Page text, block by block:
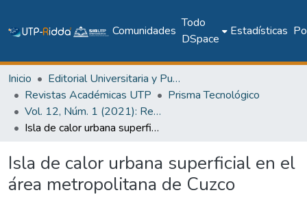
Comunidades
Todo
DSpace
Estadísticas
Inicio
Editorial Universitaria y Publicaciones Seriadas
Revistas Académicas UTP
Prisma Tecnológico
Vol. 12, Núm. 1 (2021): Revista Prisma Tecnológico
Isla de calor urbana superficial en el área metropolitana de Cuzco
Isla de calor urbana superficial en el
área metropolitana de Cuzco